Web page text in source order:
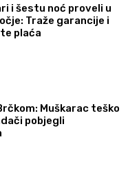
i šestu noć proveli u
Traže garancije i
plaća
Muškarac teško
pobjegli